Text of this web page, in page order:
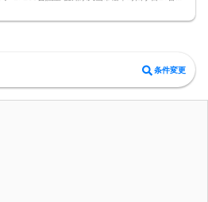
ァクトリーのメールアドレスを受信許可設
オミカレから届くメールにレインボーファク
ています。）
、保険証など）をご提示いただきますの
さい。
め、厳禁です。お時間に余裕を持ってお越
予約状況により、開催を中止する場合がご
90分前までにご連絡いたします。※ただし、
条件変更